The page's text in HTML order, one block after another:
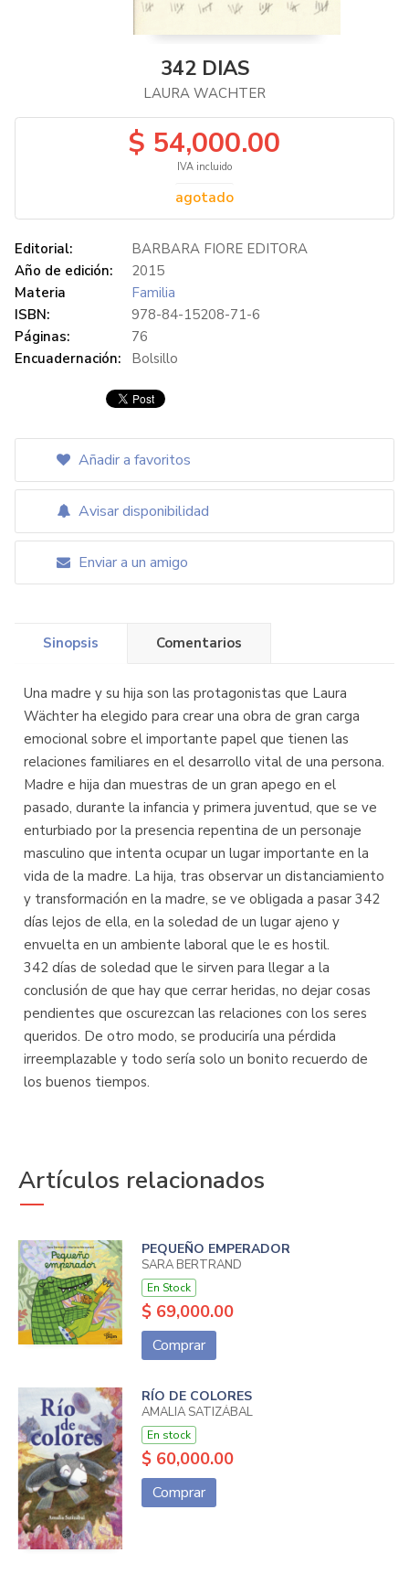
342 DIAS
LAURA WACHTER
$ 54,000.00
IVA incluido
agotado
Editorial:
BARBARA FIORE EDITORA
Año de edición:
2015
Materia
Familia
ISBN:
978-84-15208-71-6
Páginas:
76
Encuadernación:
Bolsillo
Añadir a favoritos
Avisar disponibilidad
Enviar a un amigo
Sinopsis Comentarios
Una madre y su hija son las protagonistas que Laura
Wächter ha elegido para crear una obra de gran carga
emocional sobre el importante papel que tienen las
relaciones familiares en el desarrollo vital de una persona.
Madre e hija dan muestras de un gran apego en el
pasado, durante la infancia y primera juventud, que se ve
enturbiado por la presencia repentina de un personaje
masculino que intenta ocupar un lugar importante en la
vida de la madre. La hija, tras observar un distanciamiento
y transformación en la madre, se ve obligada a pasar 342
días lejos de ella, en la soledad de un lugar ajeno y
envuelta en un ambiente laboral que le es hostil.
342 días de soledad que le sirven para llegar a la
conclusión de que hay que cerrar heridas, no dejar cosas
pendientes que oscurezcan las relaciones con los seres
queridos. De otro modo, se produciría una pérdida
irreemplazable y todo sería solo un bonito recuerdo de
los buenos tiempos.
Artículos relacionados
PEQUEÑO EMPERADOR
SARA BERTRAND
En Stock
$ 69,000.00
Comprar
RÍO DE COLORES
AMALIA SATIZÁBAL
En stock
$ 60,000.00
Comprar